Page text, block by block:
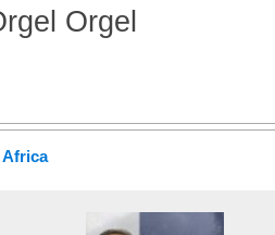
Orgel
Africa